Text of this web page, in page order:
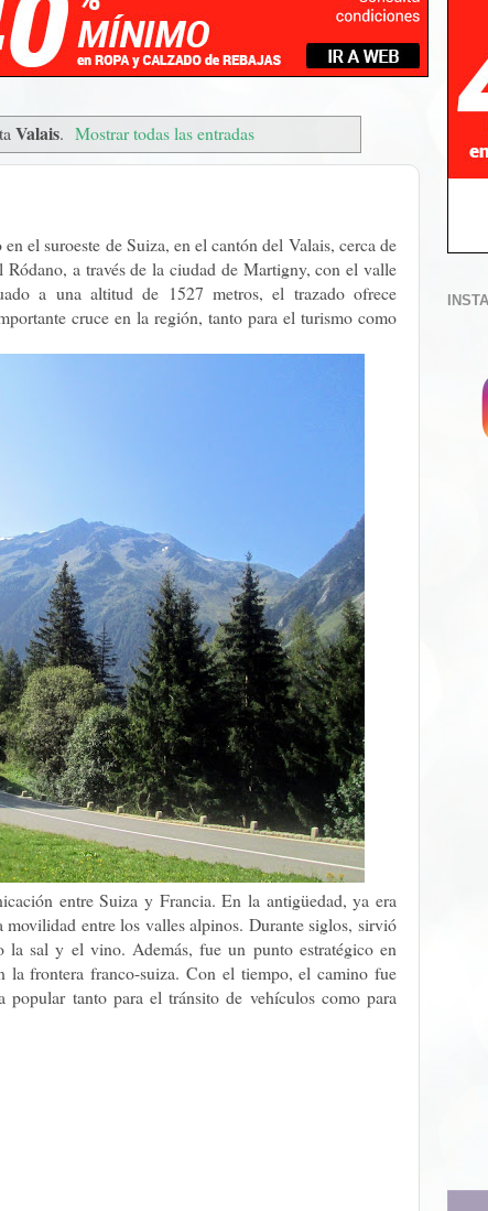
Valais. Mostrar todas las entradas
el suroeste de Suiza, en el cantón del Valais, cerca de
a través de la ciudad de Martigny, con el valle
a una altitud de 1527 metros, el trazado ofrece
cruce en la región, tanto para el turismo como
entre Suiza y Francia. En la antigüedad, ya era
entre los valles alpinos. Durante siglos, sirvió
la sal y el vino. Además, fue un punto estratégico en
la frontera franco-suiza. Con el tiempo, el camino fue
tanto para el tránsito de vehículos como para